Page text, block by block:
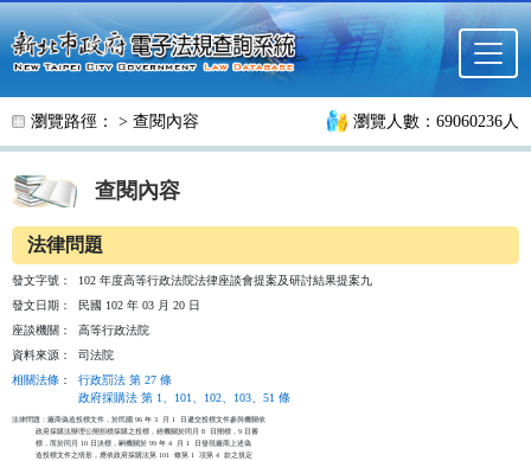
跳至主要內容
瀏覽路徑： > 查閱內容 瀏覽人數：69060236人
查閱內容
法律問題
發文字號：
102 年度高等行政法院法律座談會提案及研討結果提案九
發文日期：
民國 102 年 03 月 20 日
座談機關：
高等行政法院
資料來源：
司法院
相關法條 ：
行政罰法 第 27 條
政府採購法 第 1、101、102、103、51 條
法律問題：廠商偽造投標文件，於民國 96 年 3  月 1  日遞交投標文件參與機關依
          政府採購法辦理公開招標採購之投標，經機關於同月 8  日開標，9 日審
          標，而於同月 10 日決標，嗣機關於 99 年 4  月 1  日發現廠商上述偽
          造投標文件之情形，應依政府採購法第 101  條第 1  項第 4  款之規定